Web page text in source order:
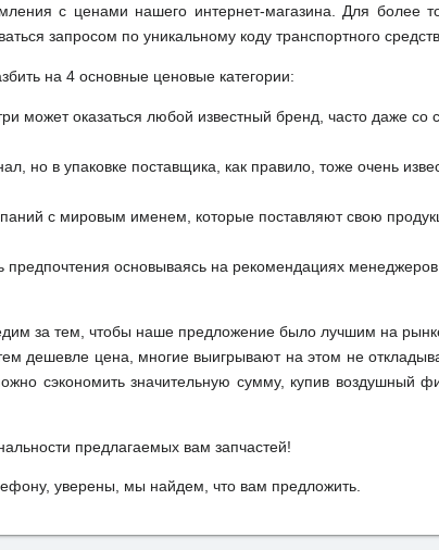
с ценами нашего интернет-магазина. Для более
запросом по уникальному коду транспортного
на 4 основные ценовые категории:
может оказаться любой известный бренд, часто даже со
но в упаковке поставщика, как правило, тоже очень
с мировым именем, которые поставляют свою
предпочтения основываясь на рекомендациях
за тем, чтобы наше предложение было лучшим на
дешевле цена, многие выигрывают на этом не
сэкономить значительную сумму, купив воздушный
предлагаемых вам запчастей!
уверены, мы найдем, что вам предложить.